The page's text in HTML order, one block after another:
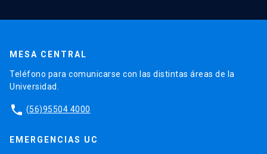
MESA CENTRAL
Teléfono para comunicarse con las distintas áreas de la
Universidad.
phone (56)95504 4000
EMERGENCIAS UC